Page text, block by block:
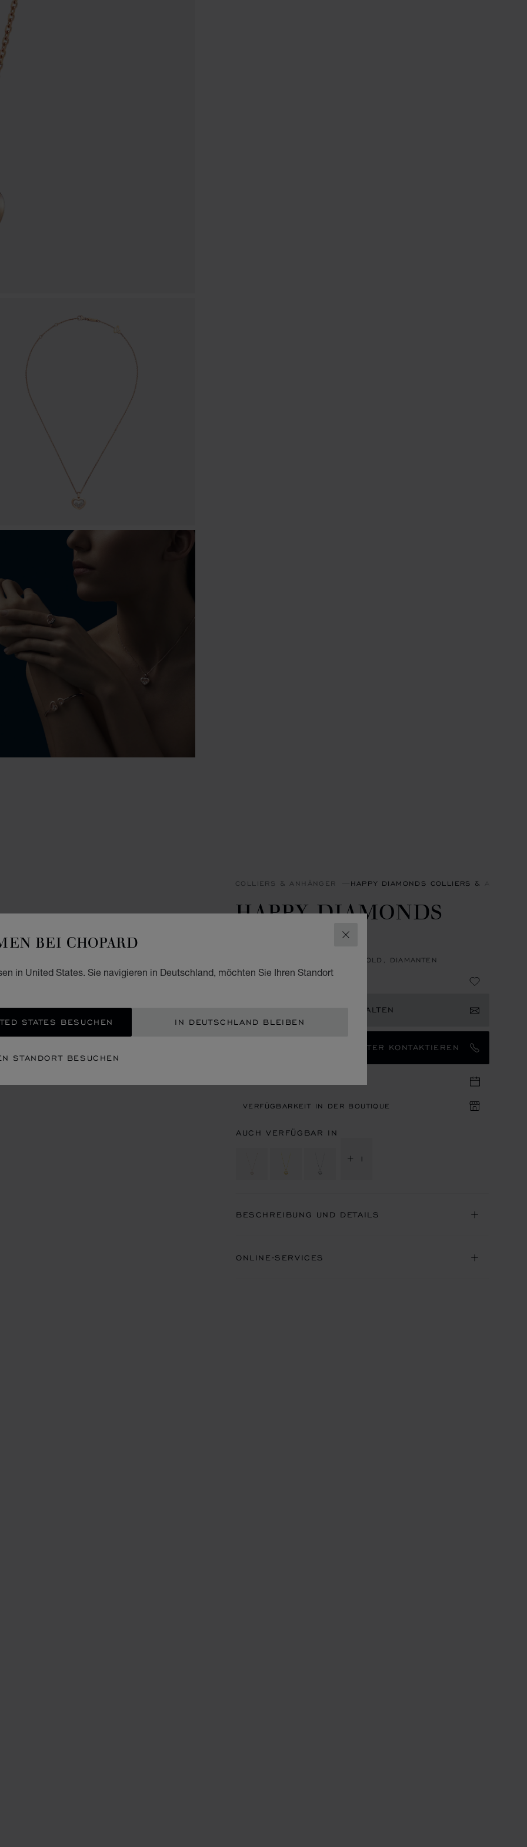
SCHLIESSEN
BEI CHOPARD
in United States. Sie navigieren in Deutschland, möchten Sie Ihren Standort
STATES BESUCHEN IN DEUTSCHLAND BLEIBEN
STANDORT BESUCHEN
COLLIERS & ANHÄNGER HAPPY DIAMONDS COLLIERS &
HAPPY DIAMONDS
ANHÄNGER, ETHISCHES ROSÉGOLD, DIAMANTEN
BENACHRICHTIGUNG ERHALTEN
EINEN MARKENBOTSCHAFTER KONTAKTIEREN
VERFÜGBARKEIT IN DER BOUTIQUE
AUCH VERFÜGBAR IN
+ 1
BESCHREIBUNG UND DETAILS
ONLINE-SERVICES